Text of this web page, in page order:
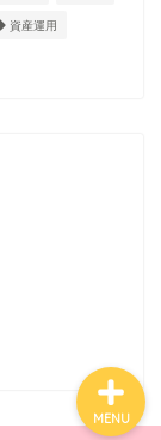
資産運用
MENU